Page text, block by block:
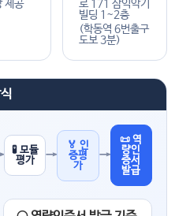
제공
로 171 삼익악기
빌딩 1~2층
(학동역 6번출구
도보 3분)
🧪 모듈
평가
→
🏅 인
증평
가
→
📜 역
량인
증서
발급